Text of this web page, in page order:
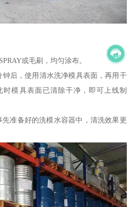
或毛刷，均匀涂布。
钟后，使用清水洗净模具表面，再用干
模具表面已清除干净，即可上线制
准备好的洗模水容器中，清洗效果更